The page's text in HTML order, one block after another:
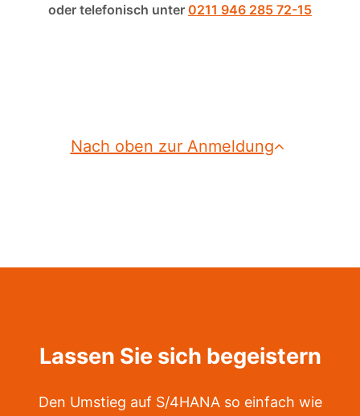
oder telefonisch unter 0211 946 285 72-15
Nach oben zur Anmeldung
Lassen Sie sich begeistern
Den Umstieg auf S/4HANA so einfach wie